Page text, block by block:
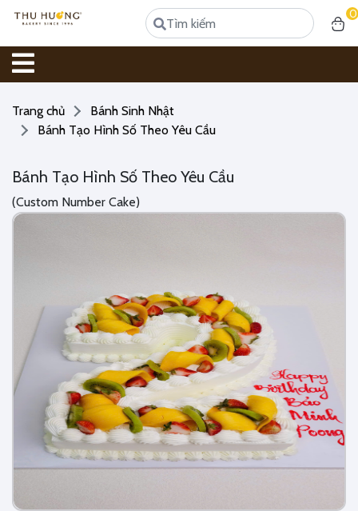
0
Trang chủ
Bánh Sinh Nhật
Bánh Tạo Hình Số Theo Yêu Cầu
Bánh Tạo Hình Số Theo Yêu Cầu
(Custom Number Cake)